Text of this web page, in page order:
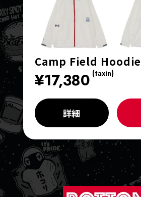
Camp Field Hoodie
¥17,380 (taxin)
詳細